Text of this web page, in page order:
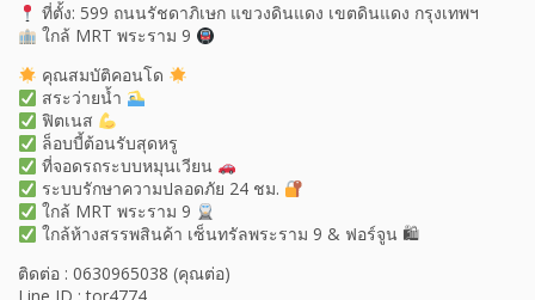
ที่ตั้ง: 599 ถนนรัชดาภิเษก แขวงดินแดง เขตดินแดง กรุงเทพฯ
ใกล้ MRT พระราม 9
คุณสมบัติคอนโด
สระว่ายน้ำ
ฟิตเนส
ล็อบบี้ต้อนรับสุดหรู
ที่จอดรถระบบหมุนเวียน
ระบบรักษาความปลอดภัย 24 ชม.
ใกล้ MRT พระราม 9
ใกล้ห้างสรรพสินค้า เซ็นทรัลพระราม 9 & ฟอร์จูน 🛍
ติดต่อ : 0630965038 (คุณต่อ)